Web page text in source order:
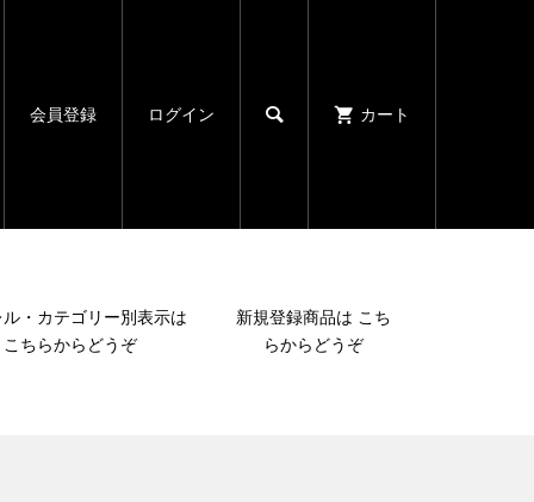
会員登録 ログイン  カート
・カテゴリー別表示は
こちらからどうぞ
新規登録商品は こち
らからどうぞ